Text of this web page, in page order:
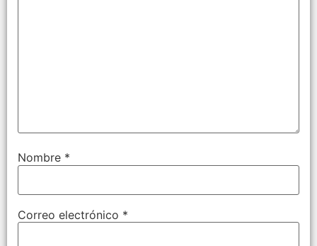
Nombre *
Correo electrónico *